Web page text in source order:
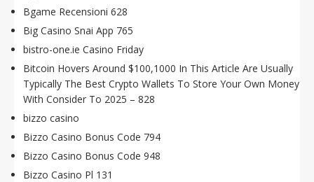
Bgame Recensioni 628
Big Casino Snai App 765
bistro-one.ie Casino Friday
Bitcoin Hovers Around $100,1000 In This Article Are Usually
Typically The Best Crypto Wallets To Store Your Own Money
With Consider To 2025 – 828
bizzo casino
Bizzo Casino Bonus Code 794
Bizzo Casino Bonus Code 948
Bizzo Casino Pl 131